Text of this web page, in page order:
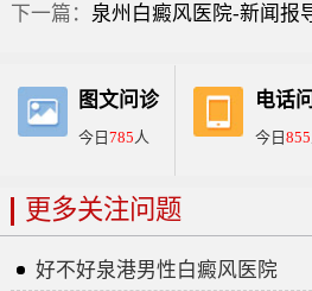
下一篇： 泉州白癜风医院-新闻报导：儿童
图文问诊
今日785人
电话
今日 855
更多关注问题
好不好泉港男性白癜风医院